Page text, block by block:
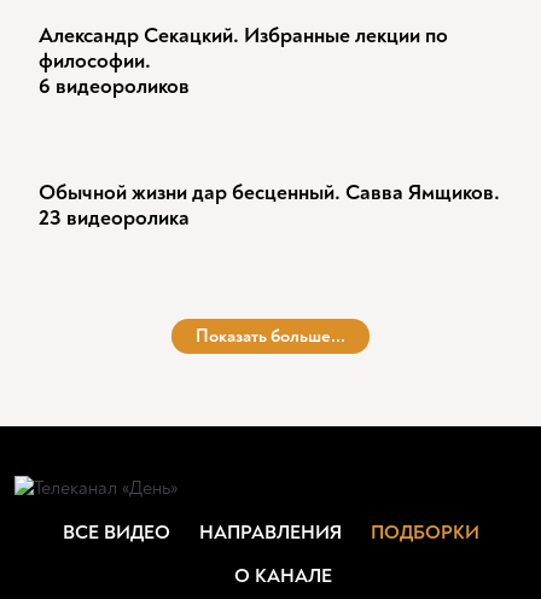
Александр Секацкий. Избранные лекции по
философии.
6 видеороликов
Обычной жизни дар бесценный. Савва Ямщиков.
23 видеоролика
Показать больше...
ВСЕ ВИДЕО НАПРАВЛЕНИЯ
ПОДБОРКИ
О КАНАЛЕ